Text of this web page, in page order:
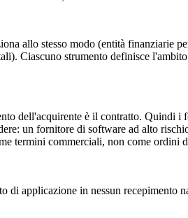
allo stesso modo (entità finanziarie
Ciascuno strumento definisce
dell'acquirente è il contratto. Quindi i
un fornitore di software ad alto
termini commerciali, non come ordini
di applicazione in nessun recepimento